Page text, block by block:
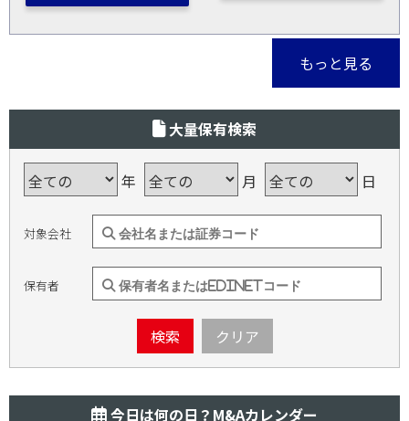
もっと見る
大量保有検索
年 月 日
対象会社
保有者
検索 クリア
今日は何の日？M&Aカレンダー